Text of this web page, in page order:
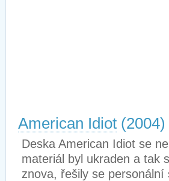
American Idiot (2004)
Deska American Idiot se
materiál byl ukraden a tak
znova, řešily se